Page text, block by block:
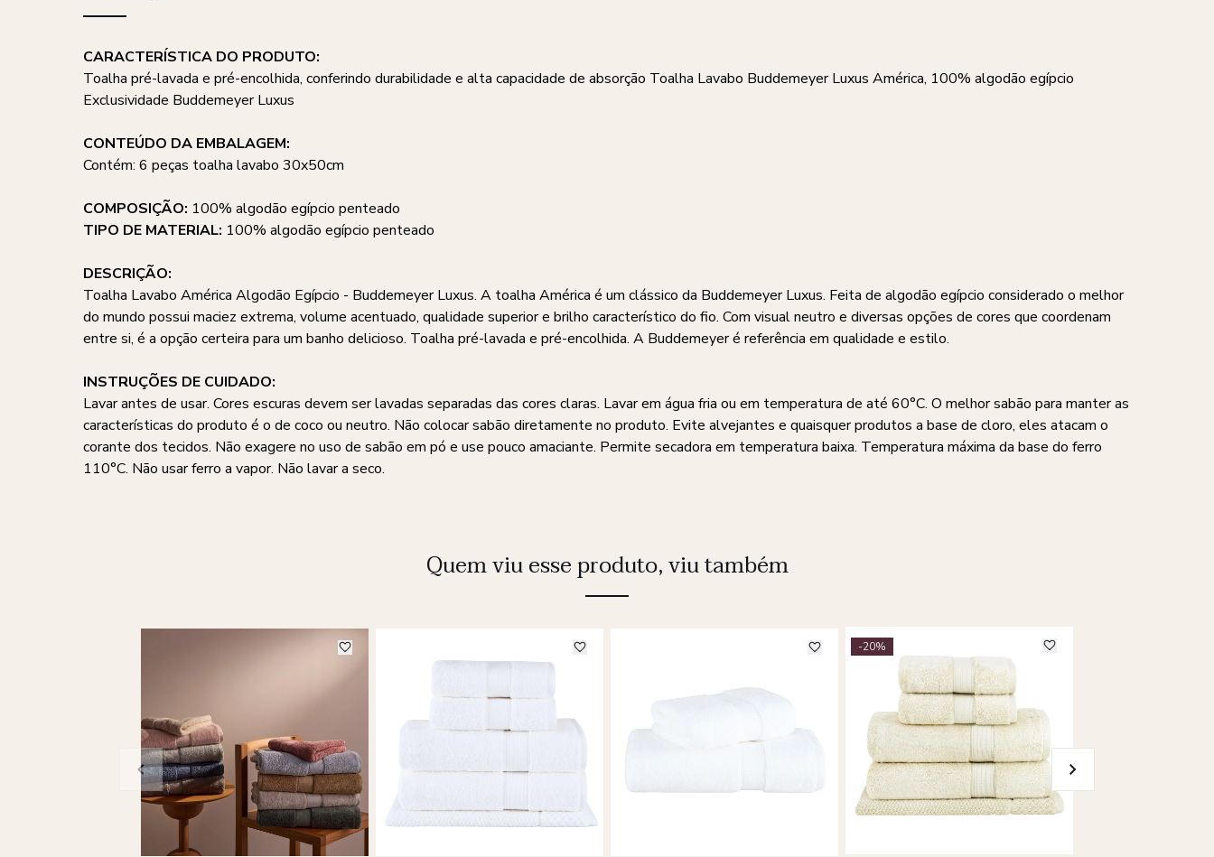
CARACTERÍSTICA DO PRODUTO:
Toalha pré-lavada e pré-encolhida, conferindo durabilidade e alta capacidade de absorção Toalha Lavabo Buddemeyer Luxus América, 100% algodão egípcio
Exclusividade Buddemeyer Luxus
CONTEÚDO DA EMBALAGEM:
Contém: 6 peças toalha lavabo 30x50cm
COMPOSIÇÃO: 100% algodão egípcio penteado
TIPO DE MATERIAL: 100% algodão egípcio penteado
DESCRIÇÃO:
Toalha Lavabo América Algodão Egípcio - Buddemeyer Luxus. A toalha América é um clássico da Buddemeyer Luxus. Feita de algodão egípcio considerado o melhor
do mundo possui maciez extrema, volume acentuado, qualidade superior e brilho característico do fio. Com visual neutro e diversas opções de cores que coordenam
entre si, é a opção certeira para um banho delicioso. Toalha pré-lavada e pré-encolhida. A Buddemeyer é referência em qualidade e estilo.
INSTRUÇÕES DE CUIDADO:
Lavar antes de usar. Cores escuras devem ser lavadas separadas das cores claras. Lavar em água fria ou em temperatura de até 60°C. O melhor sabão para manter as
características do produto é o de coco ou neutro. Não colocar sabão diretamente no produto. Evite alvejantes e quaisquer produtos a base de cloro, eles atacam o
corante dos tecidos. Não exagere no uso de sabão em pó e use pouco amaciante. Permite secadora em temperatura baixa. Temperatura máxima da base do ferro
110°C. Não usar ferro a vapor. Não lavar a seco.
Quem viu esse produto, viu também
-20%